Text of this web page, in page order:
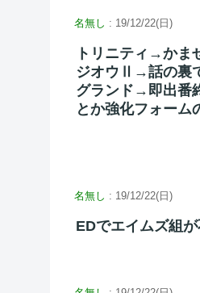
名無し : 19/12/22(日)
トリニティ→かま
ジオウⅡ→話の裏
グランド→即出番
とか強化フォーム
名無し : 19/12/22(日)
EDでエイムズ組